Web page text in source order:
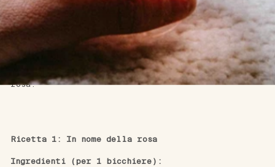
Mentre la festa della mamma e l'estate si
avvicinano rapidamente, ecco 3
idee di
ricette di
cocktail analcolici
facili da realizzare a casa
per un aperitivo originale e analcolico a base di
rosa.
Ricetta 1: In nome della rosa
Ingredienti (per 1 bicchiere):